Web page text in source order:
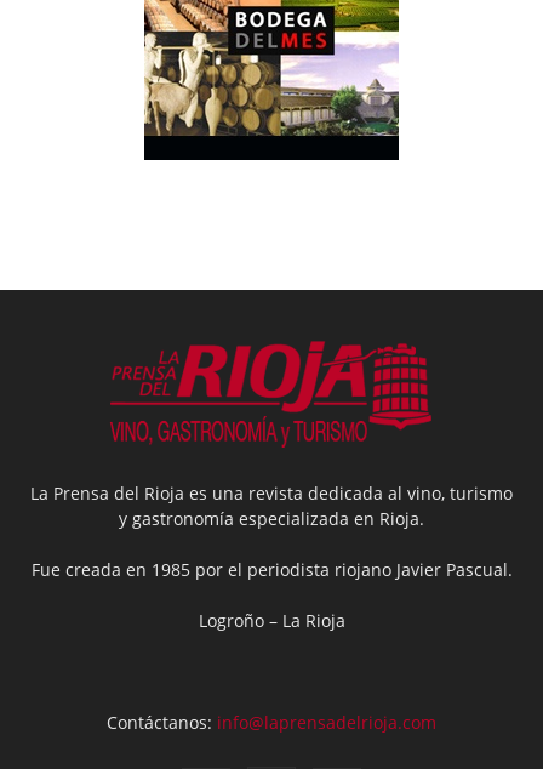
La Prensa del Rioja es una revista dedicada al vino, turismo
y gastronomía especializada en Rioja.
Fue creada en 1985 por el periodista riojano Javier Pascual.
Logroño – La Rioja
Contáctanos: info@laprensadelrioja.com